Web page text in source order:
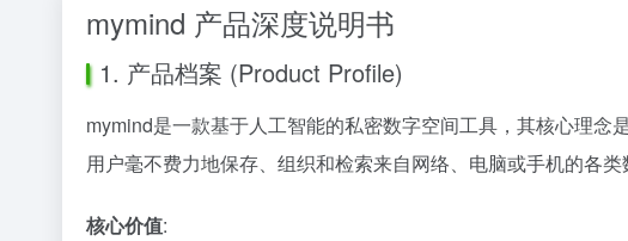
mymind 产品深度说明书
1. 产品档案 (Product Profile)
mymind是一款基于人工智能的私密数字空间工具，其核心理念
用户毫不费力地保存、组织和检索来自网络、电脑或手机的各类
核心价值: